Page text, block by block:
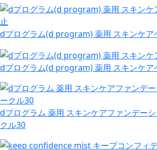
dプログラム(d program) 薬用 スキンケア
dプログラム(d program) 薬用 スキンケア
dプログラム 薬用 スキンケアファンデー
クル30